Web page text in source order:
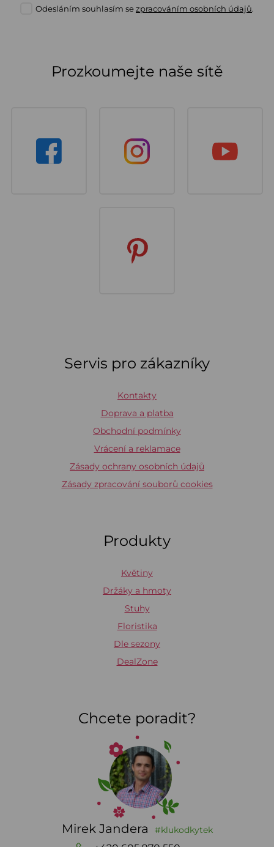
Odesláním souhlasím sezpracováním osobních údajů.
Prozkoumejte naše sítě
Servis pro zákazníky
Kontakty
Doprava a platba
Obchodní podmínky
Vrácení a reklamace
Zásady ochrany osobních údajů
Zásady zpracování souborů cookies
Produkty
Květiny
Držáky a hmoty
Stuhy
Floristika
Dle sezony
DealZone
Chcete poradit?
Mirek Jandera #klukodkytek